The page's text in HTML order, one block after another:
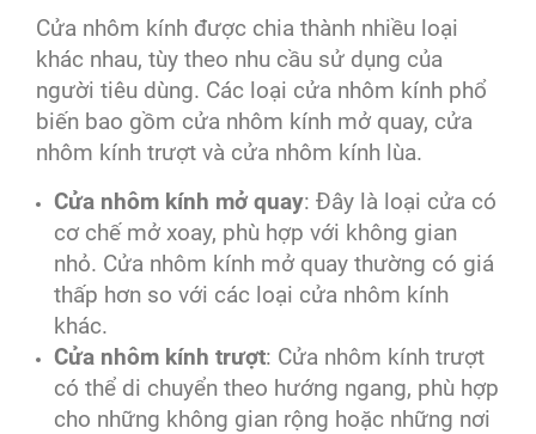
Cửa nhôm kính được chia thành nhiều loại
khác nhau, tùy theo nhu cầu sử dụng của
người tiêu dùng. Các loại cửa nhôm kính phổ
biến bao gồm cửa nhôm kính mở quay, cửa
nhôm kính trượt và cửa nhôm kính lùa.
Cửa nhôm kính mở quay: Đây là loại cửa có
cơ chế mở xoay, phù hợp với không gian
nhỏ. Cửa nhôm kính mở quay thường có giá
thấp hơn so với các loại cửa nhôm kính
khác.
Cửa nhôm kính trượt: Cửa nhôm kính trượt
có thể di chuyển theo hướng ngang, phù hợp
cho những không gian rộng hoặc những nơi